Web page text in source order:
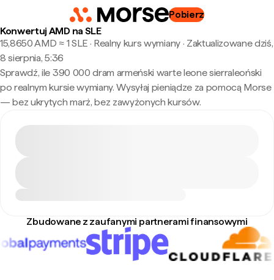
Pobierz
Konwertuj AMD na SLE
15,8650 AMD ≈ 1 SLE · Realny kurs wymiany· Zaktualizowane dziś,
8 sierpnia, 5:36
Sprawdź, ile 390 000 dram armeński warte leone sierraleoński
po realnym kursie wymiany. Wysyłaj pieniądze za pomocą Morse
— bez ukrytych marż, bez zawyżonych kursów.
Zbudowane z zaufanymi partnerami finansowymi